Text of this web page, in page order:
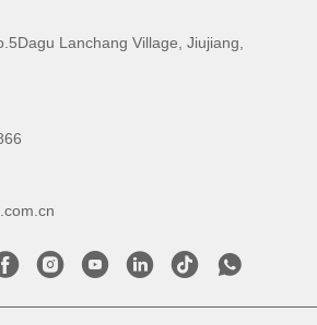
Lanchang Village, Jiujiang,